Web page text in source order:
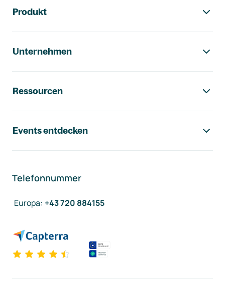
Produkt
Unternehmen
Ressourcen
Events entdecken
Telefonnummer
Europa: +43 720 884155